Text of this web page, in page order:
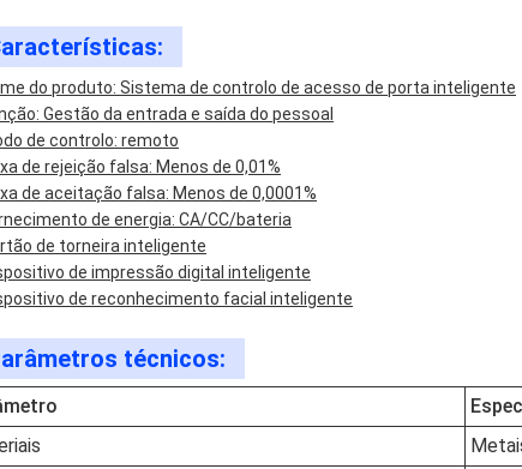
do produto: Sistema de controlo de acesso de porta inteligente
Gestão da entrada e saída do pessoal
de controlo: remoto
de rejeição falsa: Menos de 0,01%
de aceitação falsa: Menos de 0,0001%
de energia: CA/CC/bateria
de torneira inteligente
de impressão digital inteligente
de reconhecimento facial inteligente
técnicos: